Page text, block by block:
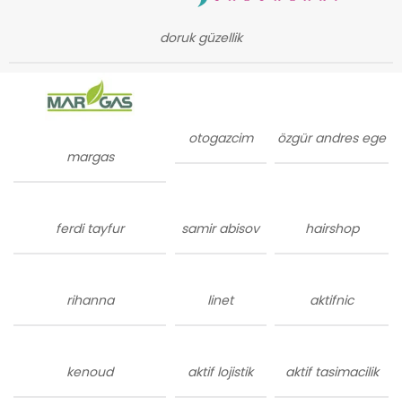
doruk güzellik
margas
otogazcim özgür andres ege
ferdi tayfur samir abisov hairshop
rihanna linet aktifnic
kenoud aktif lojistik aktif tasimacilik